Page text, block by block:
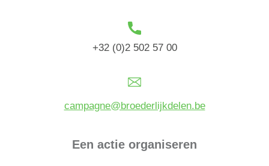
+32 (0)2 502 57 00
campagne@broederlijkdelen.be
Een actie organiseren